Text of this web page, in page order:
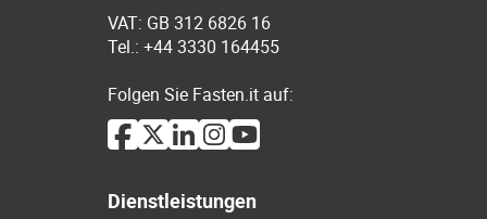
VAT: GB 312 6826 16
Tel.: +44 3330 164455
Folgen Sie Fasten.it auf:
Dienstleistungen